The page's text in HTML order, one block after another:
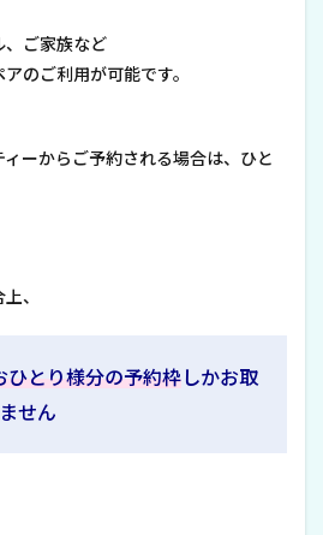
、ご家族など
のご利用が可能です。
ーからご予約される場合は、ひと
、
ひとり様分の予約枠 しかお取
せん